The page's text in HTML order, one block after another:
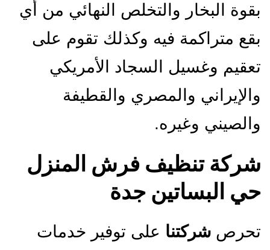
بقوة البخار والتخلص النهائي من أي
بقع متراكمة فيه وكذلك تقوم على
تعقيم وغسيل السجاد الأمريكي
والإيراني والمصري والقطيفة
والصيني وغيره.
شركة تنظيف فرش المنزل
حي البساتين جدة
تحرص شركتنا على توفير خدمات